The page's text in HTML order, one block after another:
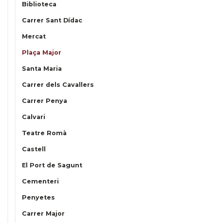
Biblioteca
Carrer Sant Dídac
Mercat
Plaça Major
Santa Maria
Carrer dels Cavallers
Carrer Penya
Calvari
Teatre Romà
Castell
El Port de Sagunt
Cementeri
Penyetes
Carrer Major